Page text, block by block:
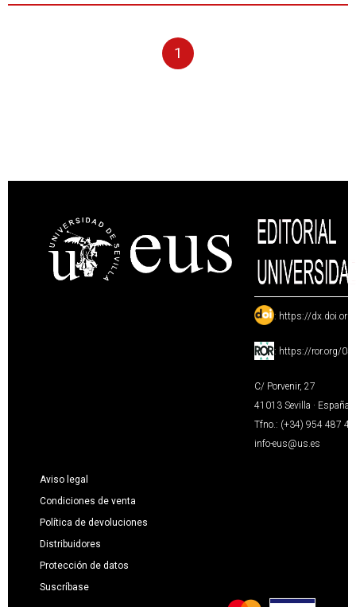
1
: https://
: https://ror.org/
C/ Porvenir, 27
41013 Sevilla · España
Tfno.: (+34) 954 487
info-eus@us.es
Aviso legal
Condiciones de venta
Política de devoluciones
Distribuidores
Protección de datos
Suscríbase